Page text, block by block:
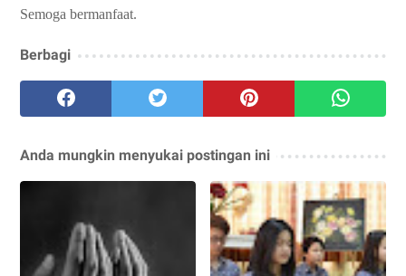
Semoga bermanfaat.
Berbagi
Anda mungkin menyukai postingan ini